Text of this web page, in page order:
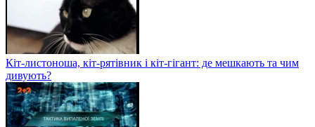
Кіт-листоноша, кіт-рятівник і кіт-гігант: де мешкають та чим
дивують?